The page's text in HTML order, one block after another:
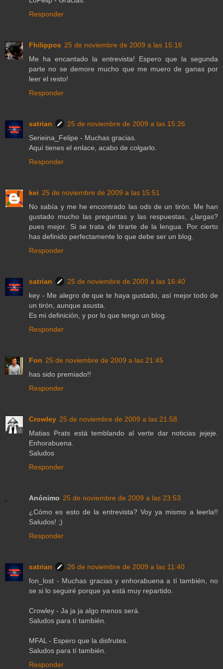
Responder
Fhilippos 25 de noviembre de 2009 a las 15:16
Me ha encantado la entrevista! Espero que la segunda
parte no se demore mucho que me muero de ganas por
leer el resto!
Responder
satrian
25 de noviembre de 2009 a las 15:26
Serieina_Felipe - Muchas gracias.
Aquí tienes el enlace, acabo de colgarlo.
Responder
kei 25 de noviembre de 2009 a las 15:51
No sabía y me he encontrado las ods de un tirón. Me han
gustado mucho las preguntas y las respuestas, ¿largas?
pues mejor. Si se trata de tirarte de la lengua. Por cierto
has definido perfectamente lo que debe ser un blog.
Responder
satrian
25 de noviembre de 2009 a las 16:40
key - Me alegro de que te haya gustado, así mejor todo de
un tirón, aunque asusta.
Es mi definición, y por lo que tengo un blog.
Responder
Fon 25 de noviembre de 2009 a las 21:45
has sido premiado!!
Responder
Crowley 25 de noviembre de 2009 a las 21:58
Matias Prats está temblando al verte dar noticias jejeje.
Enhorabuena.
Saludos
Responder
Anónimo 25 de noviembre de 2009 a las 23:53
¿Cómo es esto de la entrevista? Voy ya mismo a leerla!!
Saludos! ;)
Responder
satrian
26 de noviembre de 2009 a las 11:40
fon_lost - Muchas gracias y enhorabuena a tí también, no
se si lo seguiré porque ya está muy repartido.
Crowley - Ja ja ja algo menos será.
Saludos para tí también.
MFAL - Espero que la disfrutes.
Saludos para tí también.
Responder